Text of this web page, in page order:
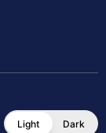
Light Dark